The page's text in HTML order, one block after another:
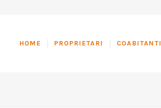
HOME PROPRIETARI COABITANTI